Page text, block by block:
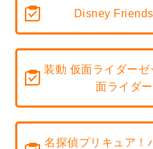
Disney
装動 仮面ライダー
面ライダ
名探偵プリキュア！